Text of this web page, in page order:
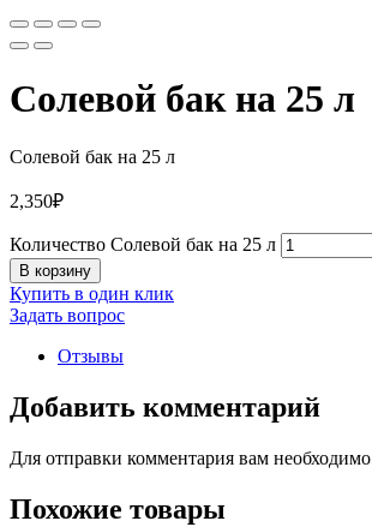
Солевой бак на 25 л
Солевой бак на 25 л
2,350₽
Количество Солевой бак на 25 л
В корзину
Купить в один клик
Задать вопрос
Отзывы
Добавить комментарий
Для отправки комментария вам необходимо
Похожие товары